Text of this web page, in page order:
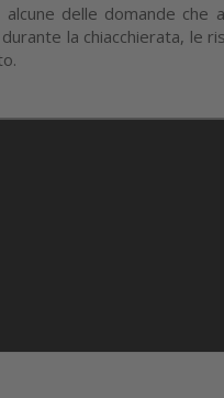
delle domande che
durante la chiacchierata, le